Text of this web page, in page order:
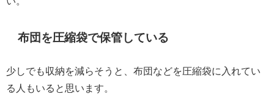
布団を圧縮袋で保管している
少しでも収納を減らそうと、布団などを圧縮袋に入れてい
る人もいると思います。